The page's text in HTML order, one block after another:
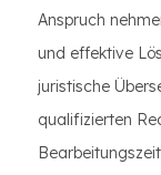
Anspruch
und effektive
juristische
qualifizierten